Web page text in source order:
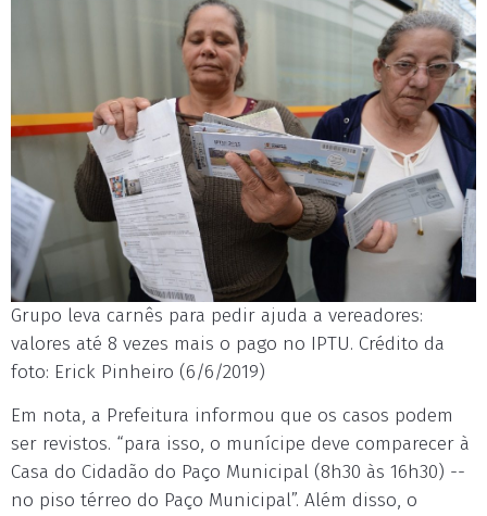
Grupo leva carnês para pedir ajuda a vereadores:
valores até 8 vezes mais o pago no IPTU. Crédito da
foto: Erick Pinheiro (6/6/2019)
Em nota, a Prefeitura informou que os casos podem
ser revistos. “para isso, o munícipe deve comparecer à
Casa do Cidadão do Paço Municipal (8h30 às 16h30) --
no piso térreo do Paço Municipal”. Além disso, o